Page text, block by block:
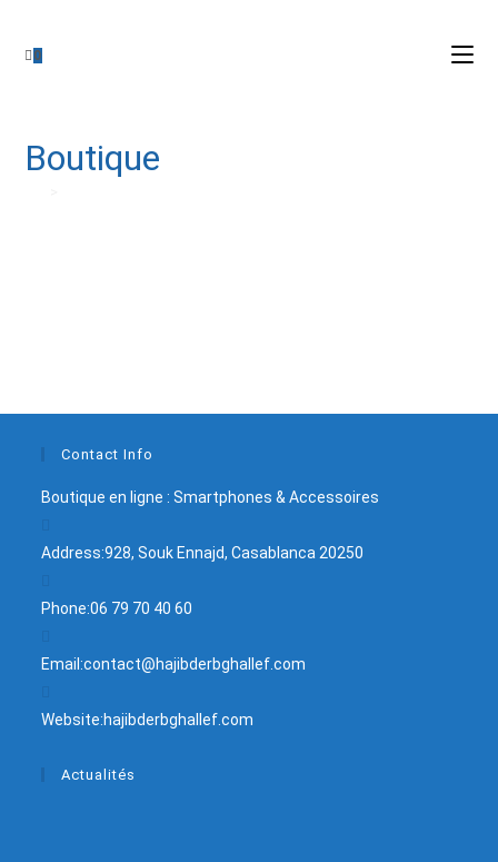
0
Boutique
Contact Info
Boutique en ligne : Smartphones & Accessoires
Address:928, Souk Ennajd, Casablanca 20250
Phone:06 79 70 40 60
Email:contact@hajibderbghallef.com
Website:hajibderbghallef.com
Actualités